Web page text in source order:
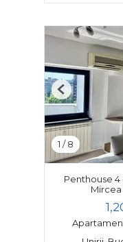
1 /8
Previous
Penthouse 4
Mircea